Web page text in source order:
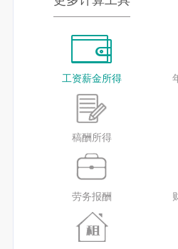
工资薪金所得
稿酬所得
劳务报酬